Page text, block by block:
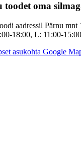
toodet oma
aadressil Pärnu
18:00, L: 11:00-
asukohta Google